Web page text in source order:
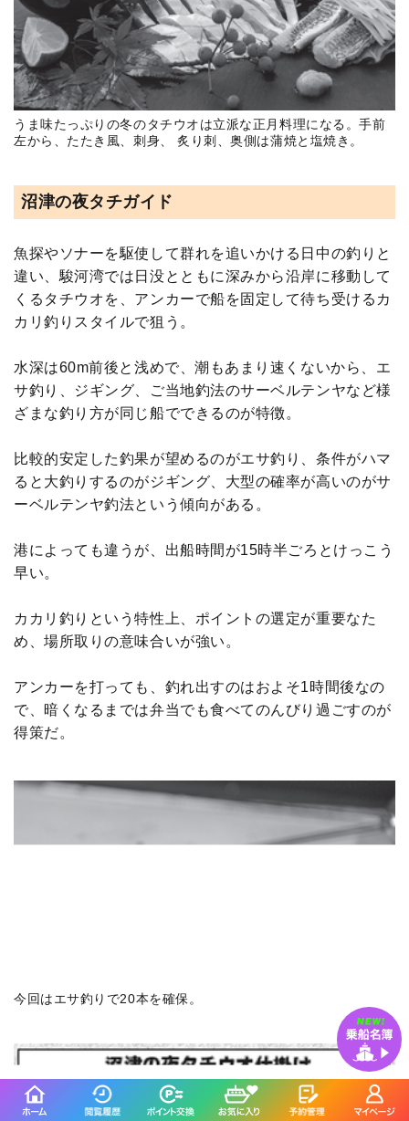
うま味たっぷりの冬のタチウオは立派な正月料理になる。手前
左から、たたき風、刺身、 炙り刺、奥側は蒲焼と塩焼き。
沼津の夜タチガイド
魚探やソナーを駆使して群れを追いかける日中の釣りと
違い、駿河湾では日没とともに深みから沿岸に移動して
くるタチウオを、アンカーで船を固定して待ち受けるカ
カリ釣りスタイルで狙う。
水深は60m前後と浅めで、潮もあまり速くないから、エ
サ釣り、ジギング、ご当地釣法のサーベルテンヤなど様
ざまな釣り方が同じ船でできるのが特徴。
比較的安定した釣果が望めるのがエサ釣り、条件がハマ
ると大釣りするのがジギング、大型の確率が高いのがサ
ーベルテンヤ釣法という傾向がある。
港によっても違うが、出船時間が15時半ごろとけっこう
早い。
カカリ釣りという特性上、ポイントの選定が重要なた
め、場所取りの意味合いが強い。
アンカーを打っても、釣れ出すのはおよそ1時間後なの
で、暗くなるまでは弁当でも食べてのんびり過ごすのが
得策だ。
今回はエサ釣りで20本を確保。